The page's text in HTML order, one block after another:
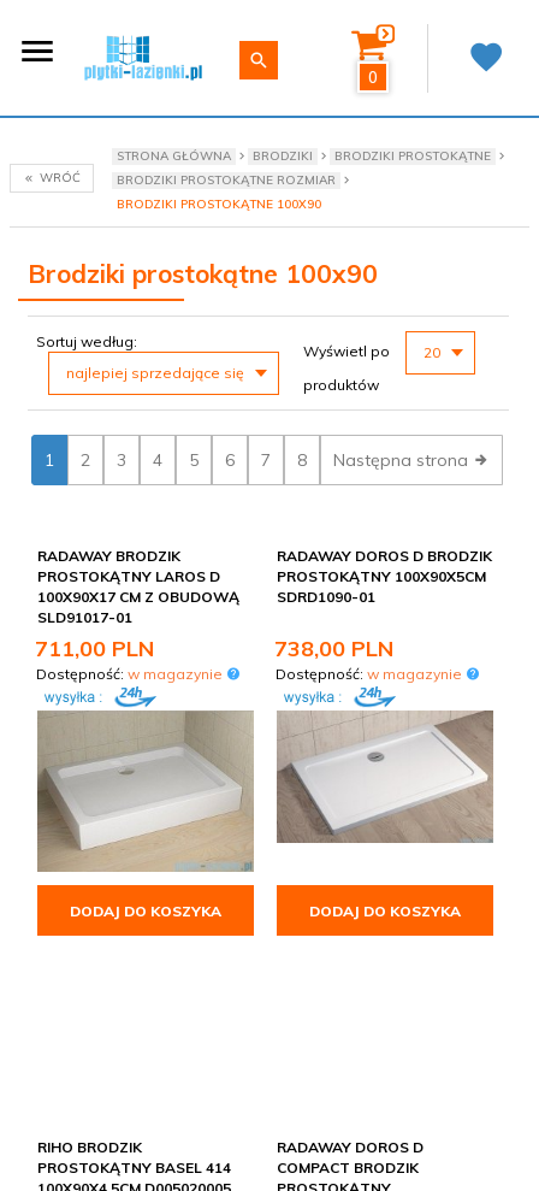
0
WRÓĆ
STRONA GŁÓWNA BRODZIKI
BRODZIKI PROSTOKĄTNE
BRODZIKI PROSTOKĄTNE ROZMIAR
BRODZIKI PROSTOKĄTNE 100X90
Brodziki prostokątne 100x90
Sortuj według:
najlepiej sprzedające się
Wyświetl po
20
produktów
1 2 3 4 5 6 7 8 Następna strona
RADAWAY BRODZIK
PROSTOKĄTNY LAROS D
100X90X17 CM Z OBUDOWĄ
SLD91017-01
711,00 PLN
Dostępność: w magazynie
DODAJ DO KOSZYKA
RADAWAY DOROS D BRODZIK
PROSTOKĄTNY 100X90X5CM
SDRD1090-01
738,00 PLN
Dostępność: w magazynie
DODAJ DO KOSZYKA
RIHO BRODZIK
PROSTOKĄTNY BASEL 414
RADAWAY DOROS D
COMPACT BRODZIK